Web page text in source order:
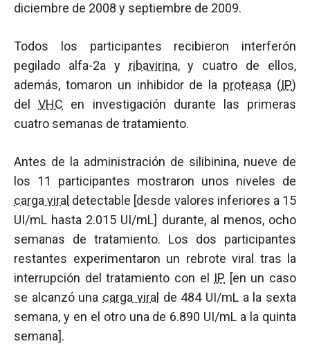
diciembre de 2008 y septiembre de 2009.
Todos los participantes recibieron interferón
pegilado alfa-2a y ribavirina, y cuatro de ellos,
además, tomaron un inhibidor de la proteasa (IP)
delVHC en investigación durante las primeras
cuatro semanas de tratamiento.
Antes de la administración de silibinina, nueve de
los 11 participantes mostraron unos niveles de
carga viral detectable [desde valores inferiores a 15
UI/mL hasta 2.015 UI/mL] durante, al menos, ocho
semanas de tratamiento. Los dos participantes
restantes experimentaron un rebrote viral tras la
interrupción del tratamiento con el IP [en un caso
se alcanzó una carga viral de 484 UI/mL a la sexta
semana, y en el otro una de 6.890 UI/mL a la quinta
semana].